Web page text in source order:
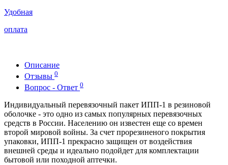
Удобная
оплата
Описание
Отзывы 0
Вопрос - Ответ 0
Индивидуальный перевязочный пакет ИПП-1 в резиновой
оболочке - это одно из самых популярных перевязочных
средств в России. Населению он известен еще со времен
второй мировой войны. За счет прорезиненого покрытия
упаковки, ИПП-1 прекрасно защищен от воздействия
внешней среды и идеально подойдет для комплектации
бытовой или походной аптечки.